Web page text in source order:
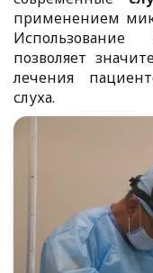
применением
Использование
позволяет
лечения
слуха.